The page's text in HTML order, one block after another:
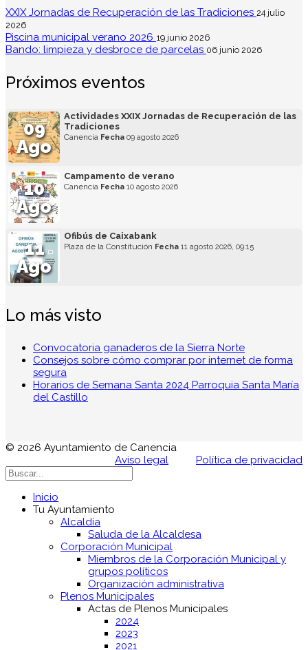
XXIX Jornadas de Recuperación de las Tradiciones 24 julio
2026
Piscina municipal verano 2026 19 junio 2026
Bando: limpieza y desbroce de parcelas 06 junio 2026
Próximos eventos
09
Ago
Actividades XXIX Jornadas de Recuperación de las
Tradiciones
Canencia Fecha 09 agosto 2026
10
Ago
Campamento de verano
Canencia Fecha 10 agosto 2026
11
Ago
Ofibús de Caixabank
Plaza de la Constitución Fecha 11 agosto 2026, 09:15
Lo más visto
Convocatoria ganaderos de la Sierra Norte
Consejos sobre cómo comprar por internet de forma
segura
Horarios de Semana Santa 2024 Parroquia Santa María
del Castillo
© 2026 Ayuntamiento de Canencia
Aviso legal
Política de privacidad
Inicio
Tu Ayuntamiento
Alcaldía
Saluda de la Alcaldesa
Corporación Municipal
Miembros de la Corporación Municipal y
grupos políticos
Organización administrativa
Plenos Municipales
Actas de Plenos Municipales
2024
2023
2021